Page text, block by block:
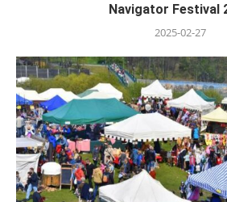
Navigator Festival
2025-02-27